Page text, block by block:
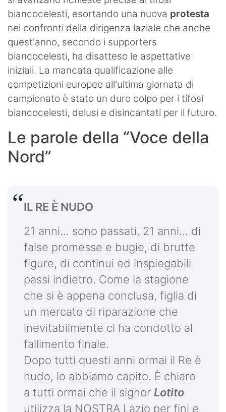
biancocelesti, esortando una nuova protesta
nei confronti della dirigenza laziale che anche
quest'anno, secondo i supporters
biancocelesti, ha disatteso le aspettative
iniziali. La mancata qualificazione alle
competizioni europee all'ultima giornata di
campionato è stato un duro colpo per i tifosi
biancocelesti, delusi e disincantati per il futuro.
Le parole della “Voce della
Nord”
IL RE È NUDO
21 anni... sono passati, 21 anni... di
false promesse e bugie, di brutte
figure, di continui ed inspiegabili
passi indietro. Come la stagione
che si è appena conclusa, figlia di
un mercato di riparazione che
inevitabilmente ci ha condotto al
fallimento finale.
Dopo tutti questi anni ormai il Re è
nudo, lo abbiamo capito. È chiaro
a tutti ormai che il signor Lotito
utilizza la NOSTRA Lazio per fini e